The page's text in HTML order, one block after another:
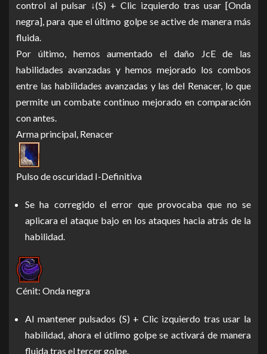
control al pulsar ↓(S) + Clic izquierdo tras usar [Onda
negra], para que el último golpe se active de manera más
fluida.
Por último, hemos aumentado el daño JcE de las
habilidades avanzadas y hemos mejorado los combos
entre las habilidades avanzadas y las del Renacer, lo que
permite un combate continuo mejorado en comparación
con antes.
Arma principal, Renacer
Pulso de oscuridad I-Definitiva
Se ha corregido el error que provocaba que no se
aplicara el ataque bajo en los ataques hacia atrás de la
habilidad.
Cénit: Onda negra
Al mantener pulsados (S) + Clic izquierdo tras usar la
habilidad, ahora el útlimo golpe se activará de manera
fluida tras el tercer golpe.